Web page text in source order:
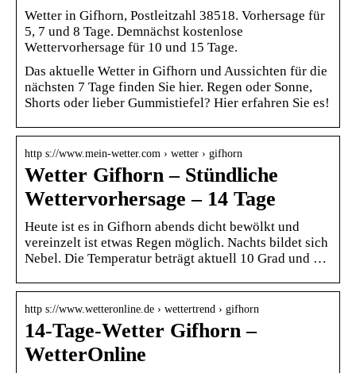
Wetter in Gifhorn, Postleitzahl 38518. Vorhersage für
5, 7 und 8 Tage. Demnächst kostenlose
Wettervorhersage für 10 und 15 Tage.
Das aktuelle Wetter in Gifhorn und Aussichten für die
nächsten 7 Tage finden Sie hier. Regen oder Sonne,
Shorts oder lieber Gummistiefel? Hier erfahren Sie es!
http s://www.mein-wetter.com › wetter › gifhorn
Wetter Gifhorn – Stündliche
Wettervorhersage – 14 Tage
Heute ist es in Gifhorn abends dicht bewölkt und
vereinzelt ist etwas Regen möglich. Nachts bildet sich
Nebel. Die Temperatur beträgt aktuell 10 Grad und …
http s://www.wetteronline.de › wettertrend › gifhorn
14-Tage-Wetter Gifhorn –
WetterOnline